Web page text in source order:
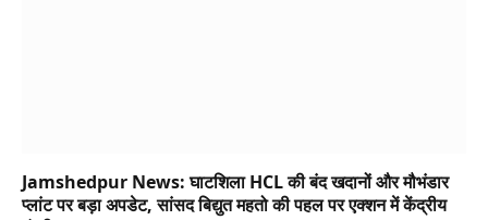
Jamshedpur News: घाटशिला HCL की बंद खदानों और मौभंडार
प्लांट पर बड़ा अपडेट, सांसद बिद्युत महतो की पहल पर एक्शन में केंद्रीय